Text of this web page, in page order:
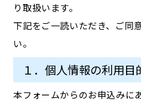
り取扱います。
下記をご一読いただき、ご同
い。
１．個人情報の利用目
本フォームからのお申込みに